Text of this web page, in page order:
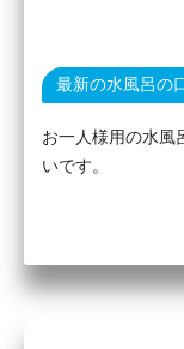
最新の水風呂の
お一人様用の水風
いです。